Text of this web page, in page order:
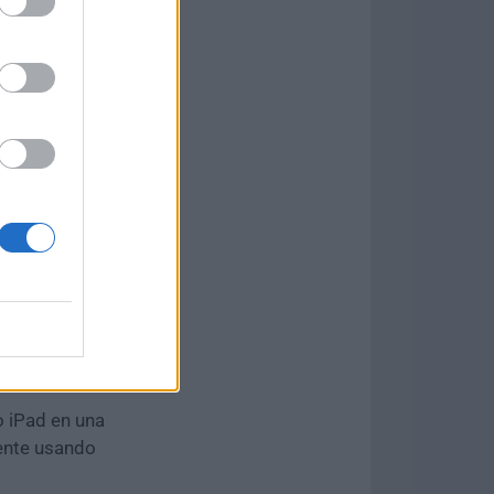
y mejoras
de soporte
de
iPad en una
usando